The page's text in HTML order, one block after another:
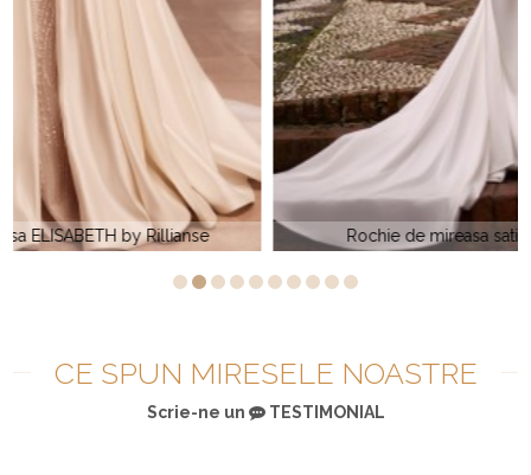
Rochie de mireasa satin KENDALL bt Rillianse
CE SPUN MIRESELE NOASTRE
Scrie-ne un TESTIMONIAL